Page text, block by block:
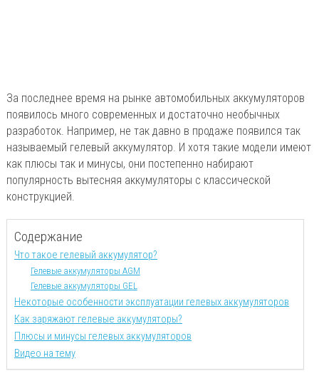
За последнее время на рынке автомобильных аккумуляторов
появилось много современных и достаточно необычных
разработок. Например, не так давно в продаже появился так
называемый гелевый аккумулятор. И хотя такие модели имеют
как плюсы так и минусы, они постепенно набирают
популярность вытесняя аккумуляторы с классической
конструкцией.
Содержание
Что такое гелевый аккумулятор?
Гелевые аккумуляторы AGM
Гелевые аккумуляторы GEL
Некоторые особенности эксплуатации гелевых аккумуляторов
Как заряжают гелевые аккумуляторы?
Плюсы и минусы гелевых аккумуляторов
Видео на тему